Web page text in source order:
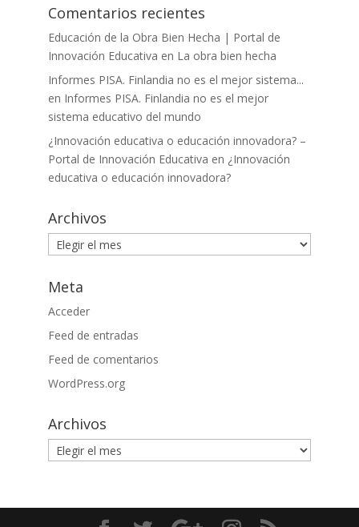
Comentarios recientes
Educación de la Obra Bien Hecha | Portal de
Innovación Educativa en La obra bien hecha
Informes PISA. Finlandia no es el mejor sistema...
en Informes PISA. Finlandia no es el mejor
sistema educativo del mundo
¿Innovación educativa o educación innovadora? –
Portal de Innovación Educativa en ¿Innovación
educativa o educación innovadora?
Archivos
Archivos
Meta
Acceder
Feed de entradas
Feed de comentarios
WordPress.org
Archivos
Archivos